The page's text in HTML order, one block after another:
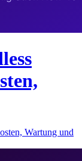
Wartung und